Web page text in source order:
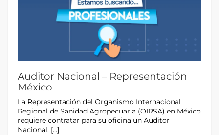
Auditor Nacional – Representación
México
La Representación del Organismo Internacional
Regional de Sanidad Agropecuaria (OIRSA) en México
requiere contratar para su oficina un Auditor
Nacional. […]